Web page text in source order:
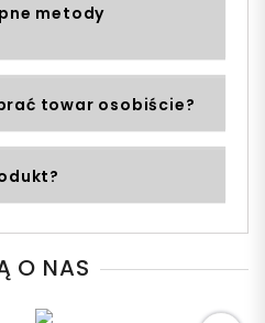
metody
towar osobiście?
O NAS